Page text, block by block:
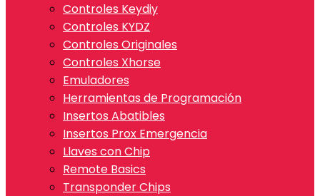
Controles Keydiy
Controles KYDZ
Controles Originales
Controles Xhorse
Emuladores
Herramientas de Programación
Insertos Abatibles
Insertos Prox Emergencia
Llaves con Chip
Remote Basics
Transponder Chips